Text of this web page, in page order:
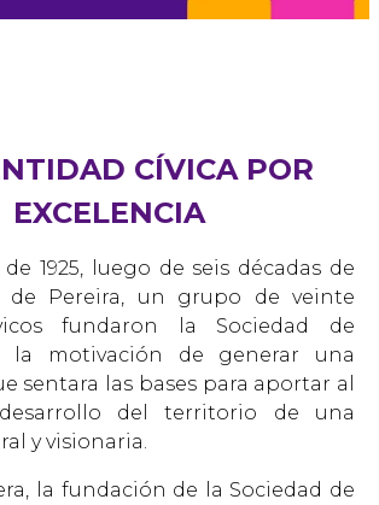
CÍVICA POR
EXCELENCIA
1925, luego de seis décadas de
de Pereira, un grupo de veinte
fundaron la Sociedad de
la motivación de generar una
sentara las bases para aportar al
del territorio de una
y visionaria.
la fundación de la Sociedad de